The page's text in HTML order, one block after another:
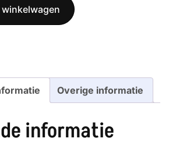
Overige informatie
informatie